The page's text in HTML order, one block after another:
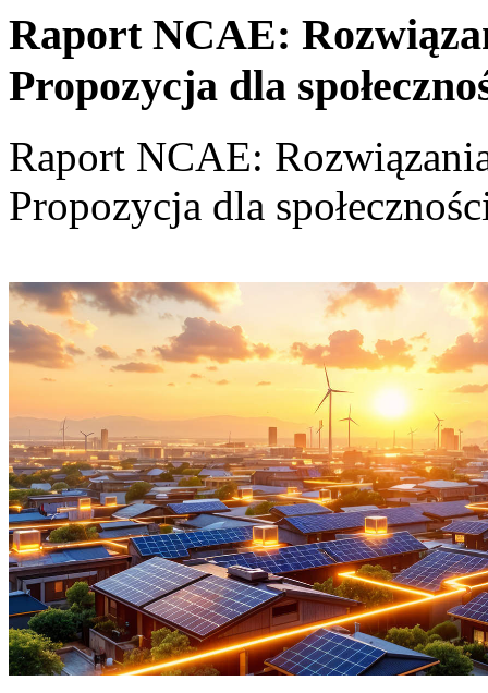
Raport NCAE:
Propozycja dla
Raport NCAE:
Propozycja dla